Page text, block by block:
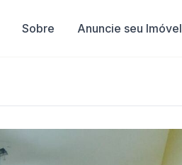
Sobre Anuncie seu Imóvel